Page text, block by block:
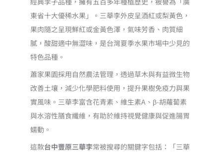
東省十大優稀水果」。三華李外皮呈酒紅或梨黃色，
果肉隨之呈現鮮紅或金黃色澤，氣味芳香、肉質細
膩，酸甜適中無澀味，是台灣夏季水果市場中少見的
特色品種。
蕭家果園採用自然農法管理，透過草木與有益微生物
改善土壤，減少化學肥料使用，提升果樹免疫力與果
實風味。三華李富含花青素、維生素A、β-胡蘿蔔素
與水溶性膳食纖維，有助於維持視覺健康與促進腸胃
蠕動。
這款台中豐原三華李常被搜尋的關鍵字包括：「三華